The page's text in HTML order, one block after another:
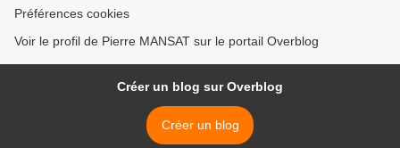
Préférences cookies
Voir le profil de Pierre MANSAT sur le portail Overblog
Créer un blog sur Overblog
Créer un blog